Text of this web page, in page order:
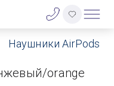
Наушники AirPods
orange